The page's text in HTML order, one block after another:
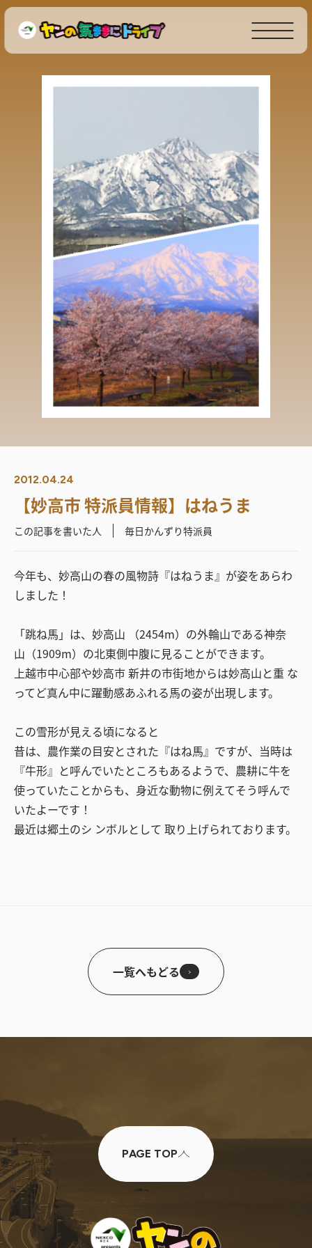
2012.04.24
【妙高市 特派員情報】はねうま
この記事を書いた人 毎日かんずり特派員
今年も、妙高山の春の風物詩『はねうま』が姿をあらわ
しました！
「跳ね馬」は、妙高山 （2454m）の外輪山である神奈
山（1909m）の北東側中腹に見ることができます。
上越市中心部や妙高市 新井の市街地からは妙高山と重 な
ってど真ん中に躍動感あふれる馬の姿が出現します。
この雪形が見える頃になると
昔は、農作業の目安とされた『はね馬』ですが、当時は
『牛形』と呼んでいたところもあるようで、農耕に牛を
使っていたことからも、身近な動物に例えてそう呼んで
いたよーです！
最近は郷土のシ ンボルとして 取り上げられております。
一覧へもどる
PAGE TOP